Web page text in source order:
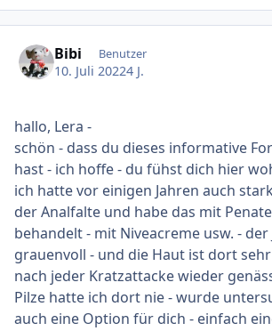
Bibi Benutzer
10. Juli 20224 J.
hallo, Lera -
schön - dass du dieses informative
hast - ich hoffe - du fühst dich hier
ich hatte vor einigen Jahren auch
der Analfalte und habe das mit
behandelt - mit Niveacreme usw. -
grauenvoll - und die Haut ist dort
nach jeder Kratzattacke wieder
Pilze hatte ich dort nie - wurde
auch eine Option für dich - einfach